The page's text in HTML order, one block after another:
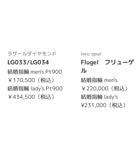
ラザールダイヤモンド
LG033/LG034
結婚指輪 men's Pt900
￥170,500（税込）
結婚指輪 lady's Pt900
￥434,500（税込）
neu spur
Flugel フリューゲ
ル
結婚指輪 men's
￥220,000（税込）
結婚指輪 lady's
¥231,000（税込）